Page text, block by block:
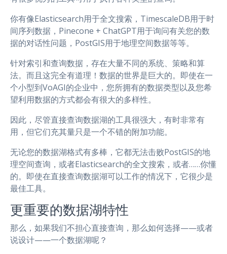
你有像Elasticsearch用于全文搜索，TimescaleDB用于时
间序列数据，Pinecone + ChatGPT用于询问有关您的数
据的对话性问题，PostGIS用于地理空间数据等等。
针对索引和查询数据，存在大量不同的系统、策略和算
法。而且这完全有道理！数据的世界是巨大的。即使在一
个小型到VoAGI的企业中，您所拥有的数据类型以及您希
望利用数据的方式都会有很大的多样性。
因此，尽管直接查询数据湖的工具很强大，有时非常有
用，但它们充其量只是一个不错的附加功能。
无论您的数据湖格式有多棒，它都无法击败PostGIS的地
理空间查询，或者Elasticsearch的全文搜索，或者……你懂
的。即使在直接查询数据湖可以工作的情况下，它很少是
最佳工具。
更重要的数据湖特性
那么，如果我们不担心直接查询，那么如何选择——或者
说设计——一个数据湖呢？